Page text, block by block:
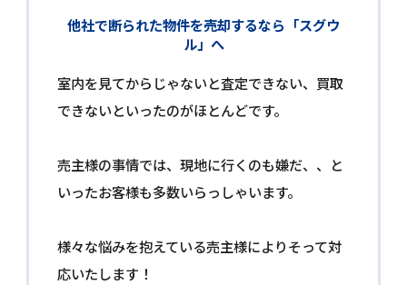
他社で断られた物件を売却するなら「スグウ
ル」へ
室内を見てからじゃないと査定できない、買取
できないといったのがほとんどです。
売主様の事情では、現地に行くのも嫌だ、、と
いったお客様も多数いらっしゃいます。
様々な悩みを抱えている売主様によりそって対
応いたします！